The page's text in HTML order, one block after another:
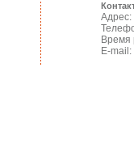
Адрес:
Время
E-